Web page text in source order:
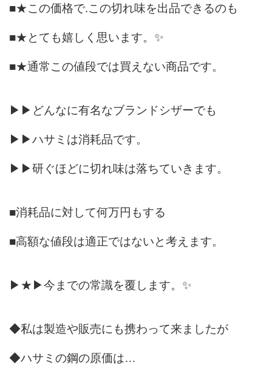
■★この価格で.この切れ味を出品できるのも
■★とても嬉しく思います。✨
■★通常この値段では買えない商品です。
▶▶どんなに有名なブランドシザーでも
▶▶ハサミは消耗品です。
▶▶研ぐほどに切れ味は落ちていきます。
■消耗品に対して何万円もする
■高額な値段は適正ではないと考えます。
▶★▶今までの常識を覆します。✨
◆私は製造や販売にも携わって来ましたが
◆ハサミの鋼の原価は…